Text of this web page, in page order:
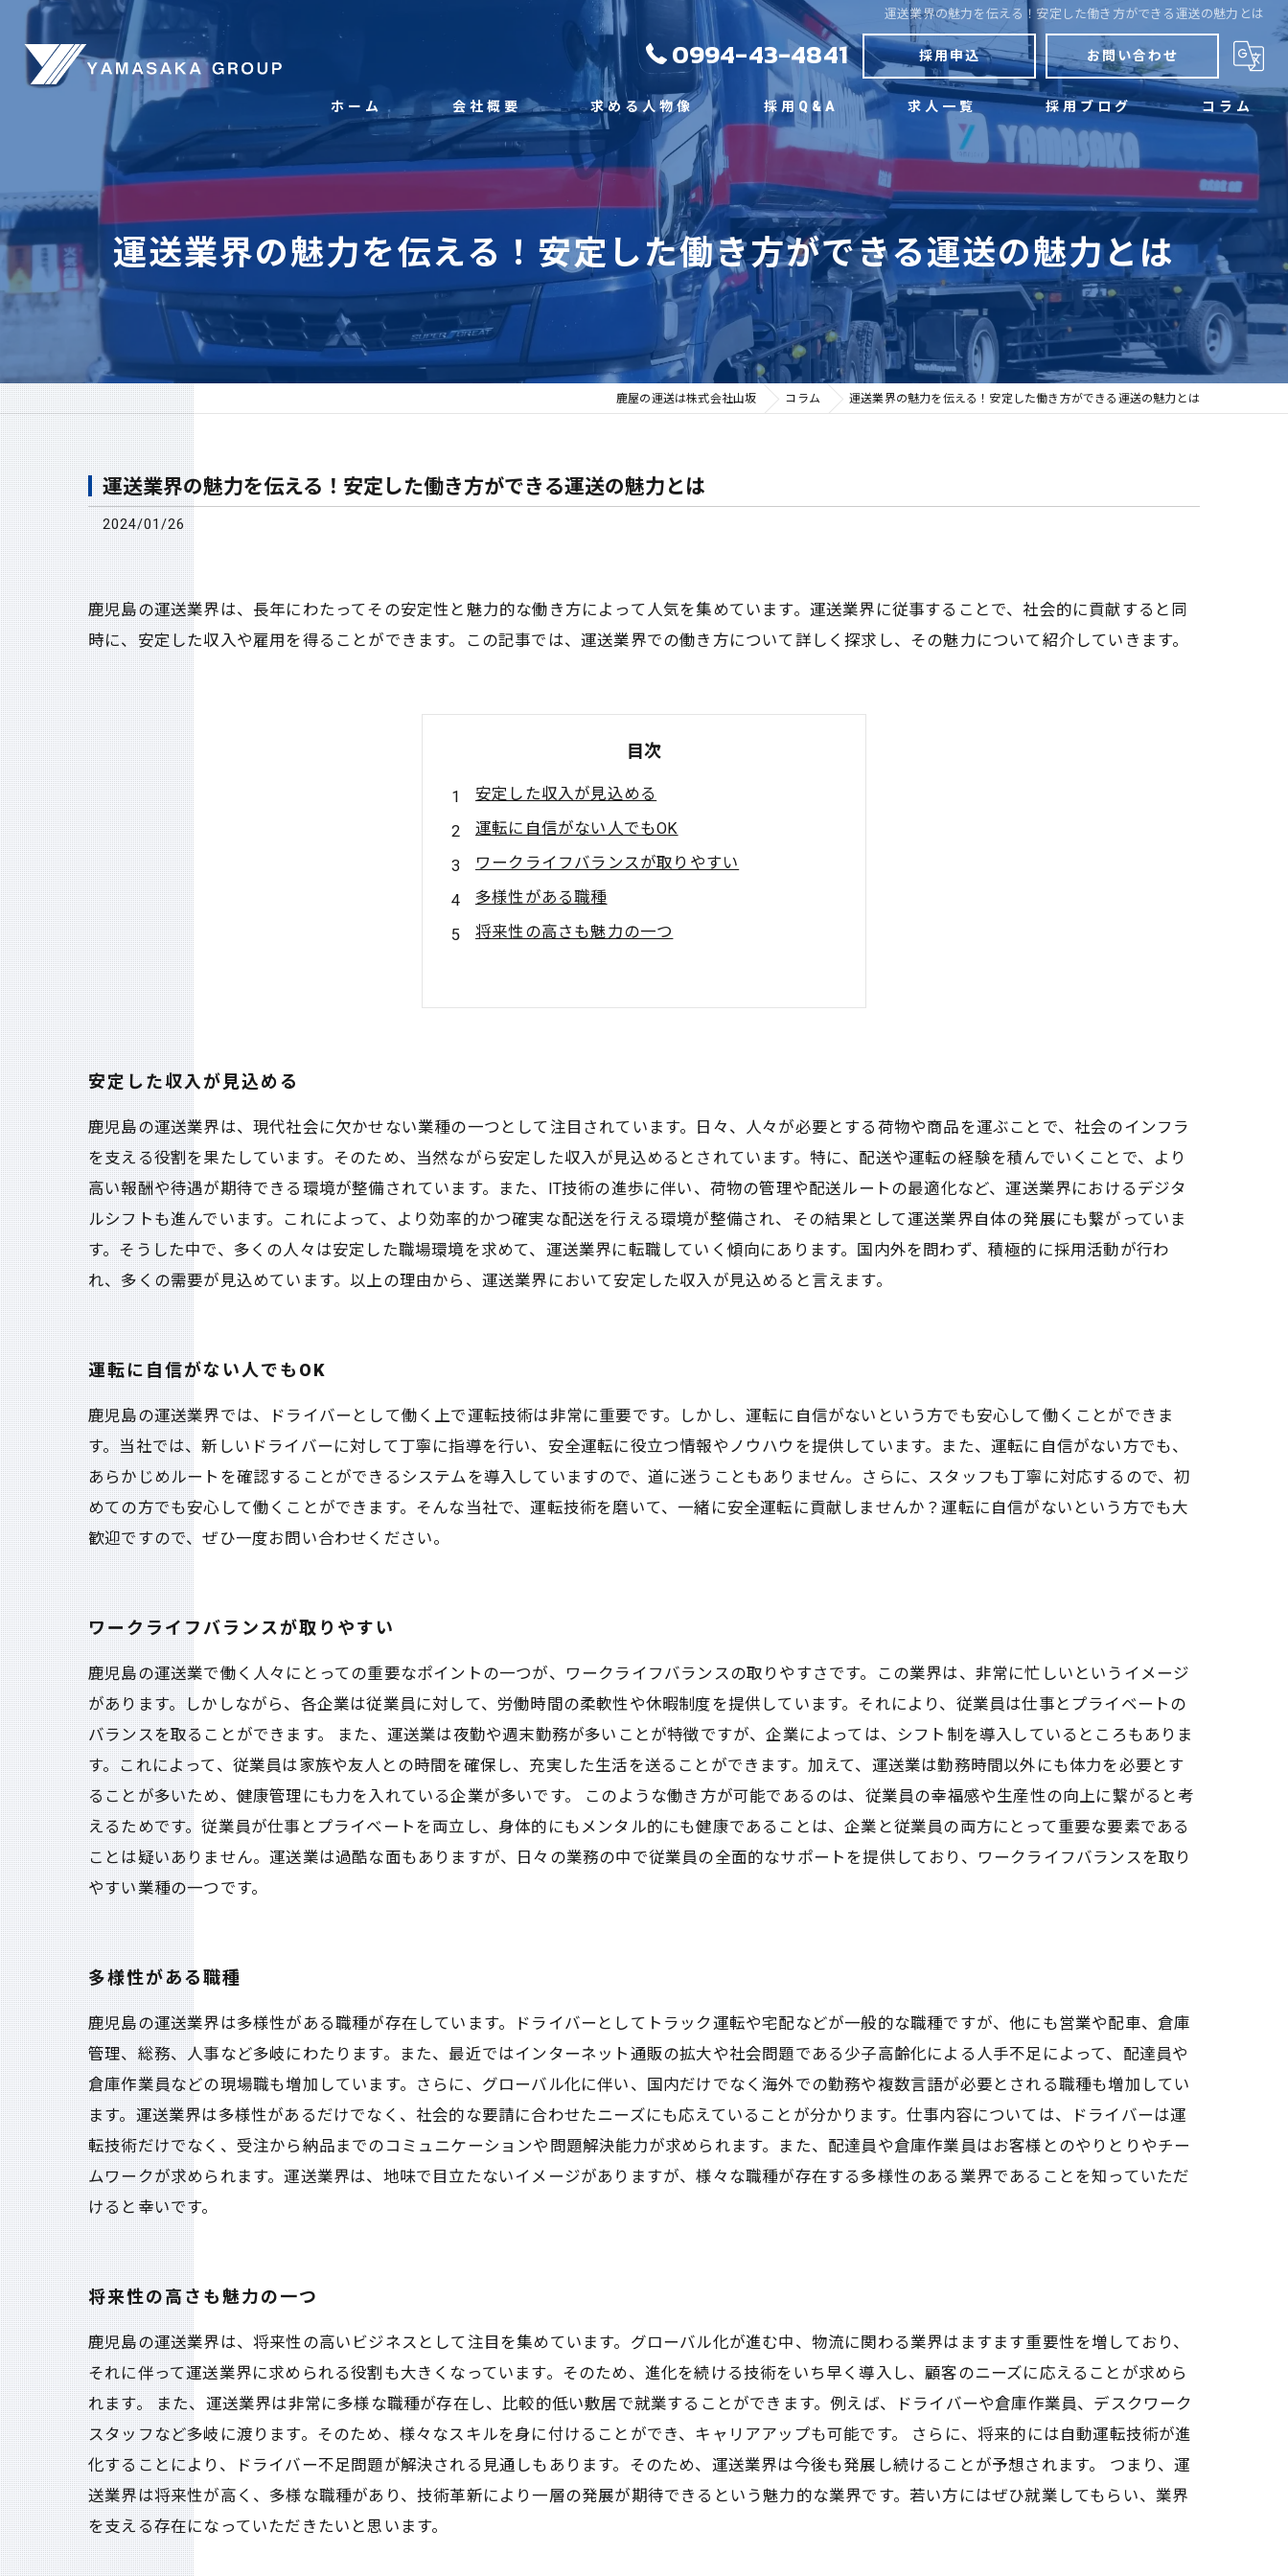
運送業界の魅力を伝える！安定した働き方ができる運送の魅力とは
0994-43-4841 採用申込 お問い合わせ
ホーム 会社概要
代表挨拶
事業案内
求める人物像 採用Q&A 求人一覧 採用ブログ コラム
運送業界の魅力を伝える！安定した働き方ができる運送の魅力とは
鹿屋の運送は株式会社山坂 コラム 運送業界の魅力を伝える！安定した働き方ができる運送の魅力とは
運送業界の魅力を伝える！安定した働き方ができる運送の魅力とは
2024/01/26
鹿児島の運送業界は、長年にわたってその安定性と魅力的な働き方によって人気を集めています。運送業界に従事することで、社会的に貢献すると同
時に、安定した収入や雇用を得ることができます。この記事では、運送業界での働き方について詳しく探求し、その魅力について紹介していきます。
目次
安定した収入が見込める
運転に自信がない人でもOK
ワークライフバランスが取りやすい
多様性がある職種
将来性の高さも魅力の一つ
安定した収入が見込める
鹿児島の運送業界は、現代社会に欠かせない業種の一つとして注目されています。日々、人々が必要とする荷物や商品を運ぶことで、社会のインフラ
を支える役割を果たしています。そのため、当然ながら安定した収入が見込めるとされています。特に、配送や運転の経験を積んでいくことで、より
高い報酬や待遇が期待できる環境が整備されています。また、IT技術の進歩に伴い、荷物の管理や配送ルートの最適化など、運送業界におけるデジタ
ルシフトも進んでいます。これによって、より効率的かつ確実な配送を行える環境が整備され、その結果として運送業界自体の発展にも繋がっていま
す。そうした中で、多くの人々は安定した職場環境を求めて、運送業界に転職していく傾向にあります。国内外を問わず、積極的に採用活動が行わ
れ、多くの需要が見込めています。以上の理由から、運送業界において安定した収入が見込めると言えます。
運転に自信がない人でもOK
鹿児島の運送業界では、ドライバーとして働く上で運転技術は非常に重要です。しかし、運転に自信がないという方でも安心して働くことができま
す。当社では、新しいドライバーに対して丁寧に指導を行い、安全運転に役立つ情報やノウハウを提供しています。また、運転に自信がない方でも、
あらかじめルートを確認することができるシステムを導入していますので、道に迷うこともありません。さらに、スタッフも丁寧に対応するので、初
めての方でも安心して働くことができます。そんな当社で、運転技術を磨いて、一緒に安全運転に貢献しませんか？運転に自信がないという方でも大
歓迎ですので、ぜひ一度お問い合わせください。
ワークライフバランスが取りやすい
鹿児島の運送業で働く人々にとっての重要なポイントの一つが、ワークライフバランスの取りやすさです。この業界は、非常に忙しいというイメージ
があります。しかしながら、各企業は従業員に対して、労働時間の柔軟性や休暇制度を提供しています。それにより、従業員は仕事とプライベートの
バランスを取ることができます。 また、運送業は夜勤や週末勤務が多いことが特徴ですが、企業によっては、シフト制を導入しているところもありま
す。これによって、従業員は家族や友人との時間を確保し、充実した生活を送ることができます。加えて、運送業は勤務時間以外にも体力を必要とす
ることが多いため、健康管理にも力を入れている企業が多いです。 このような働き方が可能であるのは、従業員の幸福感や生産性の向上に繋がると考
えるためです。従業員が仕事とプライベートを両立し、身体的にもメンタル的にも健康であることは、企業と従業員の両方にとって重要な要素である
ことは疑いありません。運送業は過酷な面もありますが、日々の業務の中で従業員の全面的なサポートを提供しており、ワークライフバランスを取り
やすい業種の一つです。
多様性がある職種
鹿児島の運送業界は多様性がある職種が存在しています。ドライバーとしてトラック運転や宅配などが一般的な職種ですが、他にも営業や配車、倉庫
管理、総務、人事など多岐にわたります。また、最近ではインターネット通販の拡大や社会問題である少子高齢化による人手不足によって、配達員や
倉庫作業員などの現場職も増加しています。さらに、グローバル化に伴い、国内だけでなく海外での勤務や複数言語が必要とされる職種も増加してい
ます。運送業界は多様性があるだけでなく、社会的な要請に合わせたニーズにも応えていることが分かります。仕事内容については、ドライバーは運
転技術だけでなく、受注から納品までのコミュニケーションや問題解決能力が求められます。また、配達員や倉庫作業員はお客様とのやりとりやチー
ムワークが求められます。運送業界は、地味で目立たないイメージがありますが、様々な職種が存在する多様性のある業界であることを知っていただ
けると幸いです。
将来性の高さも魅力の一つ
鹿児島の運送業界は、将来性の高いビジネスとして注目を集めています。グローバル化が進む中、物流に関わる業界はますます重要性を増しており、
それに伴って運送業界に求められる役割も大きくなっています。そのため、進化を続ける技術をいち早く導入し、顧客のニーズに応えることが求めら
れます。 また、運送業界は非常に多様な職種が存在し、比較的低い敷居で就業することができます。例えば、ドライバーや倉庫作業員、デスクワーク
スタッフなど多岐に渡ります。そのため、様々なスキルを身に付けることができ、キャリアアップも可能です。 さらに、将来的には自動運転技術が進
化することにより、ドライバー不足問題が解決される見通しもあります。そのため、運送業界は今後も発展し続けることが予想されます。 つまり、運
送業界は将来性が高く、多様な職種があり、技術革新により一層の発展が期待できるという魅力的な業界です。若い方にはぜひ就業してもらい、業界
を支える存在になっていただきたいと思います。